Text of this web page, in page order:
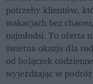
potrzeby klientów,
wakacjach bez
najmłodsi. To oferta
świetna okazja dla
od bolączek
wyjeżdżając w